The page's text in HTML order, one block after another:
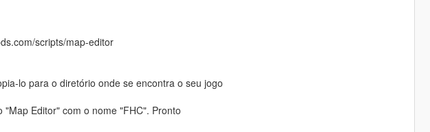
scripts/map-editor
lo para o diretório onde se encontra o seu jogo
Editor" com o nome "FHC". Pronto